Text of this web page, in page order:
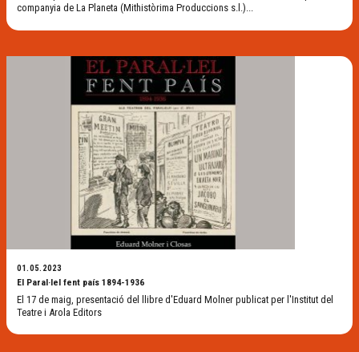
companyia de La Planeta (Mithistòrima Produccions s.l.)...
01.05.2023
El Paral·lel fent país 1894-1936
El 17 de maig, presentació del llibre d'Eduard Molner publicat per l'Institut del
Teatre i Arola Editors